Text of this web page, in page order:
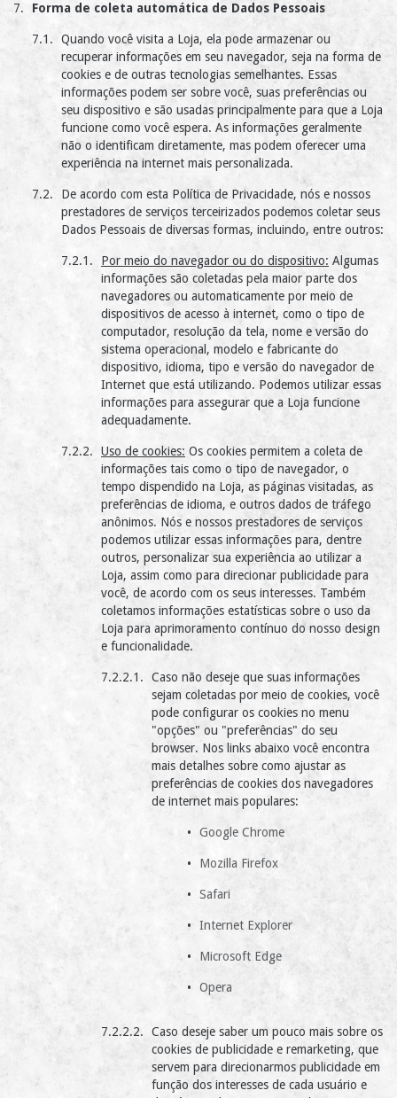
Forma de coleta automática de Dados Pessoais
Quando você visita a Loja, ela pode armazenar ou
recuperar informações em seu navegador, seja na forma de
cookies e de outras tecnologias semelhantes. Essas
informações podem ser sobre você, suas preferências ou
seu dispositivo e são usadas principalmente para que a Loja
funcione como você espera. As informações geralmente
não o identificam diretamente, mas podem oferecer uma
experiência na internet mais personalizada.
De acordo com esta Política de Privacidade, nós e nossos
prestadores de serviços terceirizados podemos coletar seus
Dados Pessoais de diversas formas, incluindo, entre outros:
Por meio do navegador ou do dispositivo: Algumas
informações são coletadas pela maior parte dos
navegadores ou automaticamente por meio de
dispositivos de acesso à internet, como o tipo de
computador, resolução da tela, nome e versão do
sistema operacional, modelo e fabricante do
dispositivo, idioma, tipo e versão do navegador de
Internet que está utilizando. Podemos utilizar essas
informações para assegurar que a Loja funcione
adequadamente.
Uso de cookies: Os cookies permitem a coleta de
informações tais como o tipo de navegador, o
tempo dispendido na Loja, as páginas visitadas, as
preferências de idioma, e outros dados de tráfego
anônimos. Nós e nossos prestadores de serviços
podemos utilizar essas informações para, dentre
outros, personalizar sua experiência ao utilizar a
Loja, assim como para direcionar publicidade para
você, de acordo com os seus interesses. Também
coletamos informações estatísticas sobre o uso da
Loja para aprimoramento contínuo do nosso design
e funcionalidade.
Caso não deseje que suas informações
sejam coletadas por meio de cookies, você
pode configurar os cookies no menu
"opções" ou "preferências" do seu
browser. Nos links abaixo você encontra
mais detalhes sobre como ajustar as
preferências de cookies dos navegadores
de internet mais populares:
Google Chrome
Mozilla Firefox
Safari
Internet Explorer
Microsoft Edge
Opera
Caso deseje saber um pouco mais sobre os
cookies de publicidade e remarketing, que
servem para direcionarmos publicidade em
função dos interesses de cada usuário e